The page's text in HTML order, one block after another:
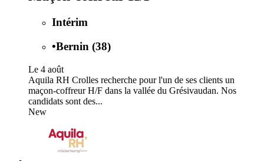
Intérim
•Bernin (38)
Le 4 août
Aquila RH Crolles recherche pour l'un de ses clients un
maçon-coffreur H/F dans la vallée du Grésivaudan. Nos
candidats sont des...
New